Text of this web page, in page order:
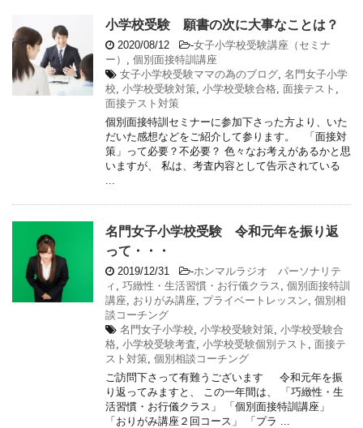
小学校受験 願書の次に大事なことは？
2020/08/12 -女子小学校受験講座（セミナ
ー）
個別面接特訓講座
女子小学校受験ママの為のブログ 名門女子小学
校 小学校受験対策 小学校受験合格 面接テスト
面接テスト対策
個別面接特訓セミナーに参加下さった方より、いた
だいた感想などをご紹介して参ります。 「面接対
策」って必要？不必要？ 色々なお考えがあるかと思
いますが、 私は、考査内容として告示されている
名門女子小学校受験 令和元年を振り返
って・・・
2019/12/31 -ホンマルラジオ パーソナリテ
ィ
巧緻性・生活習慣・お行儀クラス
個別面接特訓
講座
おりがみ講座 プライベートレッスン 個別相
談コーチング
名門女子小学校 小学校受験対策 小学校受験合
格 小学校受験考査 小学校受験個別テスト
面接テ
スト対策 個別相談コーチング
ご訪問下さって有難うございます 令和元年を振
り返ってみますと、 この一年間は、 「巧緻性・生
活習慣・お行儀クラス」 「個別面接特訓講座」
「おりがみ講座２回コース」 「プラ ...